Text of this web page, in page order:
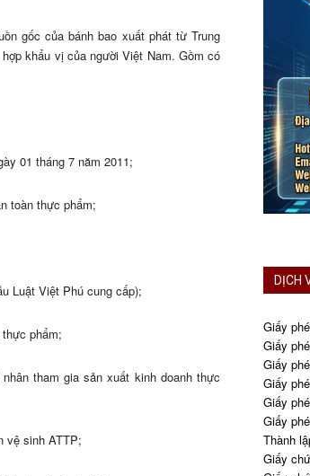
gốc của bánh bao xuất phát từ Trung
khẩu vị của người Việt Nam. Gồm có
01 tháng 7 năm 2011;
toàn thực phẩm;
Luật Việt Phú cung cấp);
phẩm;
tham gia sản xuất kinh doanh thực
vệ sinh ATTP;
DỊCH
Giấy
Giấy
Giấy
Giấy
Giấy
Giấy
Thành
Giấy